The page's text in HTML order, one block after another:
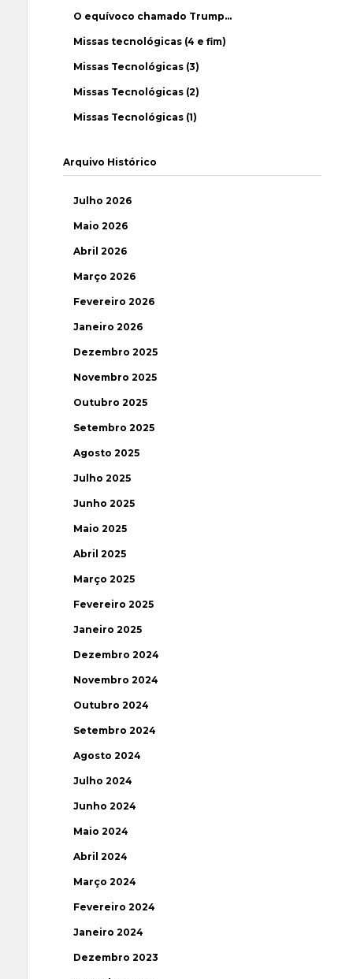
O equívoco chamado Trump…
Missas tecnológicas (4 e fim)
Missas Tecnológicas (3)
Missas Tecnológicas (2)
Missas Tecnológicas (1)
Arquivo Histórico
Julho 2026
Maio 2026
Abril 2026
Março 2026
Fevereiro 2026
Janeiro 2026
Dezembro 2025
Novembro 2025
Outubro 2025
Setembro 2025
Agosto 2025
Julho 2025
Junho 2025
Maio 2025
Abril 2025
Março 2025
Fevereiro 2025
Janeiro 2025
Dezembro 2024
Novembro 2024
Outubro 2024
Setembro 2024
Agosto 2024
Julho 2024
Junho 2024
Maio 2024
Abril 2024
Março 2024
Fevereiro 2024
Janeiro 2024
Dezembro 2023